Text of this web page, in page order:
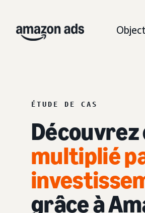
ÉTUDE DE CAS
Découvrez
multiplié
grâce à